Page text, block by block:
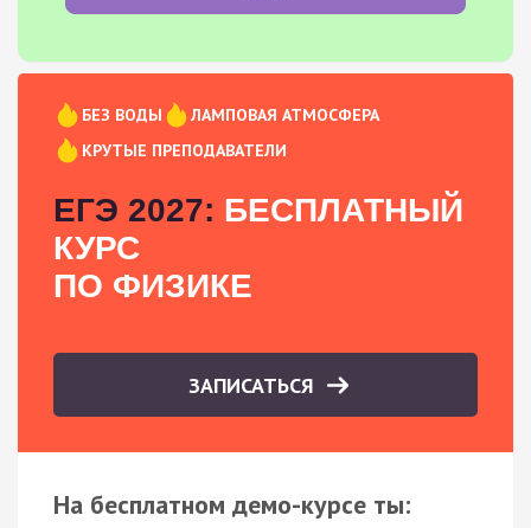
БЕЗ ВОДЫ
ЛАМПОВАЯ АТМОСФЕРА
КРУТЫЕ ПРЕПОДАВАТЕЛИ
ЕГЭ 2027: БЕСПЛАТНЫЙ
КУРС
ПО ФИЗИКЕ
ЗАПИСАТЬСЯ
На бесплатном демо-курсе ты: